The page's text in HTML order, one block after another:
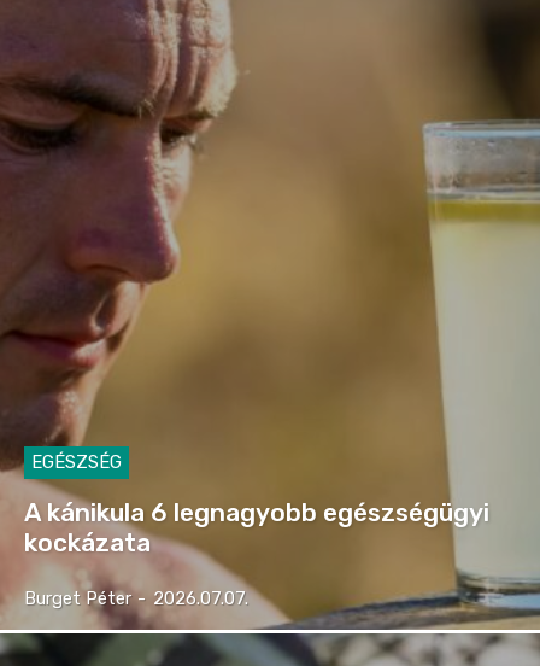
EGÉSZSÉG
A kánikula 6 legnagyobb egészségügyi
kockázata
Burget Péter - 2026.07.07.